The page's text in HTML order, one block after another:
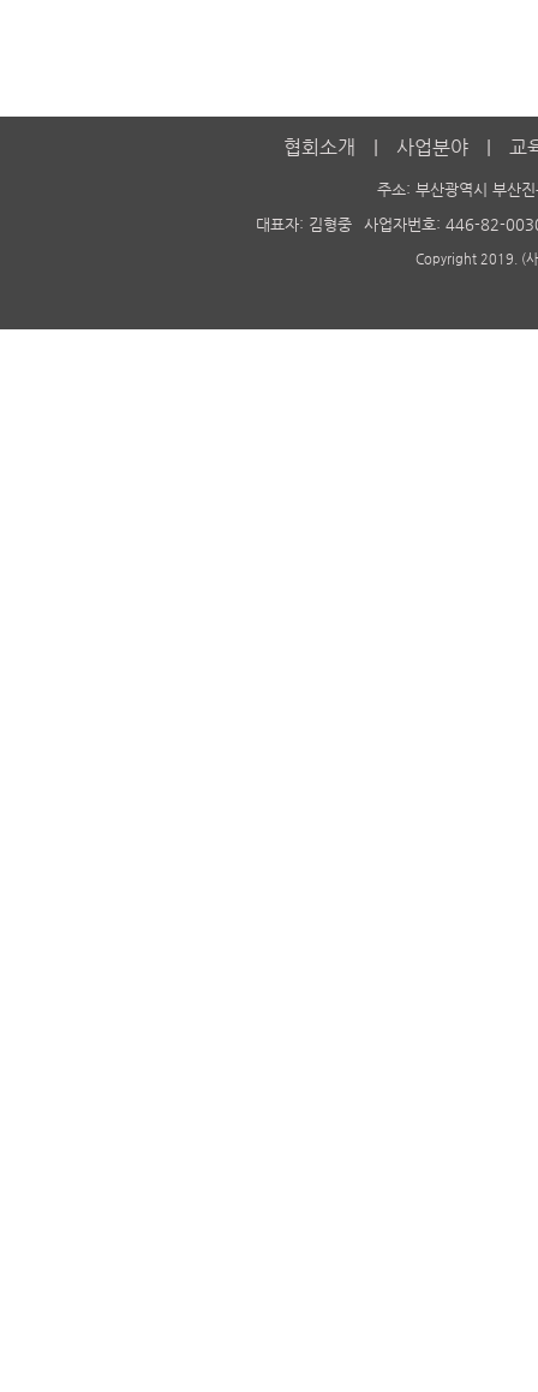
협회소개 사업분야 교
주소: 부산광역시 부산
대표자: 김형중
사업자번호: 446-82-
Copyright 2019. (사